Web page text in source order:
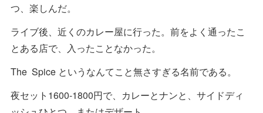
つ、楽しんだ。
ライブ後、近くのカレー屋に行った。前をよく通ったこ
とある店で、入ったことなかった。
The Spice というなんてこと無さすぎる名前である。
夜セット1600-1800円で、カレーとナンと、サイドディ